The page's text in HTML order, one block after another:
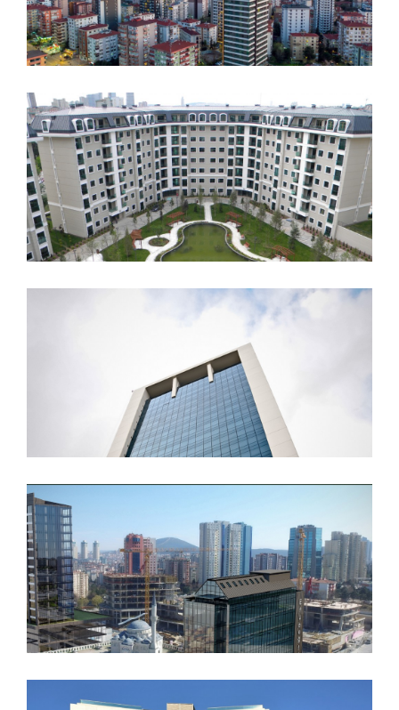
Halkbank Ataşehir Genel
Müdürlük Binası
EYB Invest Office
Duru Yalı Fenerbahçe